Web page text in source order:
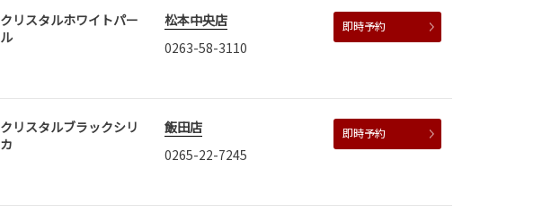
クリスタルホワイトパー
ル
松本中央店
0263-58-3110
即時予約
クリスタルブラックシリ
カ
飯田店
0265-22-7245
即時予約